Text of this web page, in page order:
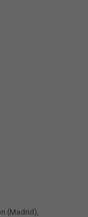
(Madrid),